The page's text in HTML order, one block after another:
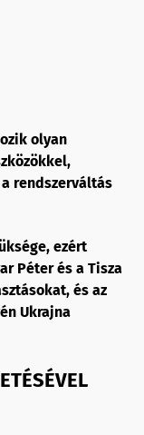
olyan
rendszerváltás
ezért
Péter és a Tisza
és az
Ukrajna